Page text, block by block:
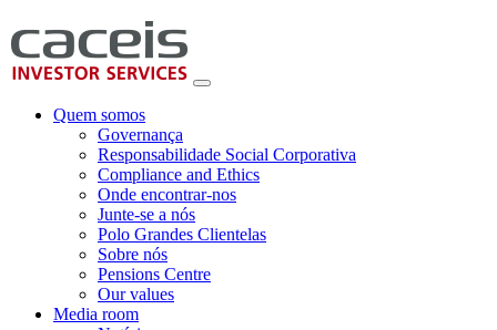
Quem somos
Governança
Responsabilidade Social Corporativa
Compliance and Ethics
Onde encontrar-nos
Junte-se a nós
Polo Grandes Clientelas
Sobre nós
Pensions Centre
Our values
Media room